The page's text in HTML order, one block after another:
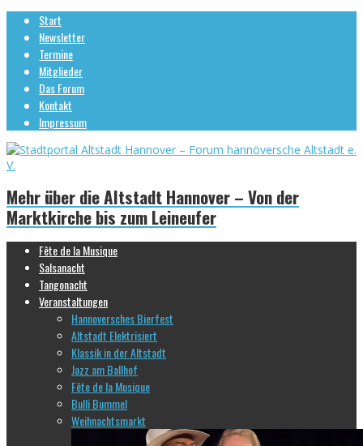
Start
Newsletter
Termine
Mitglieder
Das Forum
Kontakt
Impressum
Mehr über die Altstadt Hannover – Von der
Marktkirche bis zum Leineufer
Fête de la Musique
Salsanacht
Tangonacht
Veranstaltungen
Hannoversches Bierfest
Altstadt Elektrisiert
Klassik in der Altstadt
Jazz am Ballhof
Fête de la Musique
Bulli Bummel
Weihnachtsmarkt